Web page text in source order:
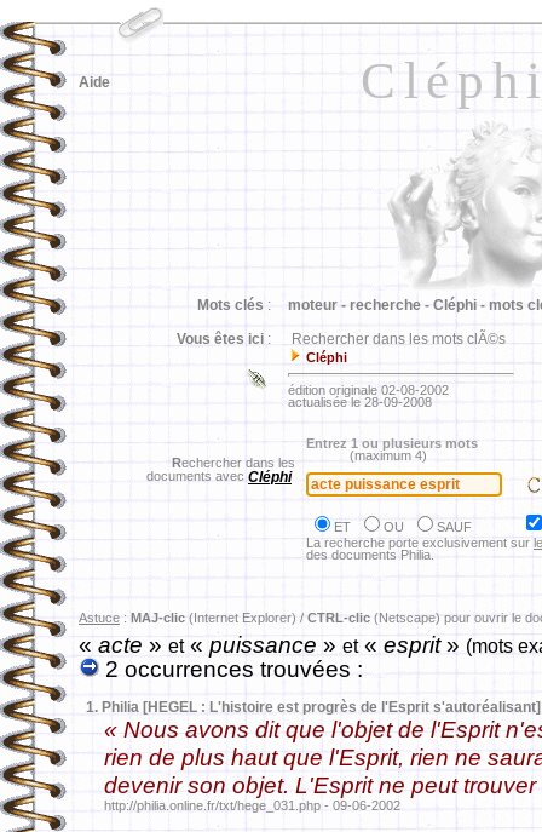
Aide
Mots clés : moteur - recherche - Cléphi - mots
Vous êtes ici : Rechercher dans les mots clÃ©s
Cléphi
édition originale 02-08-2002
actualisée le 28-09-2008
Rechercher dans les
documents avec Cléphi
Entrez 1 ou plusieurs mots
(maximum 4)
ET OU
SAUF
La recherche porte exclusivement sur
des documents Philia.
Astuce : MAJ-clic (Internet Explorer) / CTRL-clic (Netscape) pour ouvrir le
«acte »et« puissance » et« esprit» (mots
2 occurrences trouvées :
1. Philia [HEGEL : L'histoire est progrès de l'Esprit s'autoréalisant]
« Nous avons dit que l'objet de l'Esprit
rien de plus haut que l'Esprit, rien ne
devenir son objet. L'Esprit ne peut
http://philia.online.fr/txt/hege_031.php - 09-06-2002